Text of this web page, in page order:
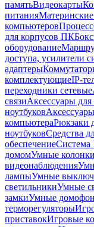
памятьВидеокарты
питания
компьютеров
для корпусов ПК
оборудование
доступа, усилители
адаптеры
комплектующиеIP-
переходники сетевые
связиАксессуары
ноутбуков
компьютераРюкзаки
ноутбуковСредства
обеспечение
домомУмные
видеонаблюдения
лампыУмные
светильникиУмные
замкиУмные
терморегуляторы
приставокИгровые